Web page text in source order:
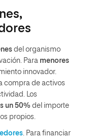
del organismo
Para menores
innovador.
compra de activos
Los
un 50% del importe
propios.
. Para financiar